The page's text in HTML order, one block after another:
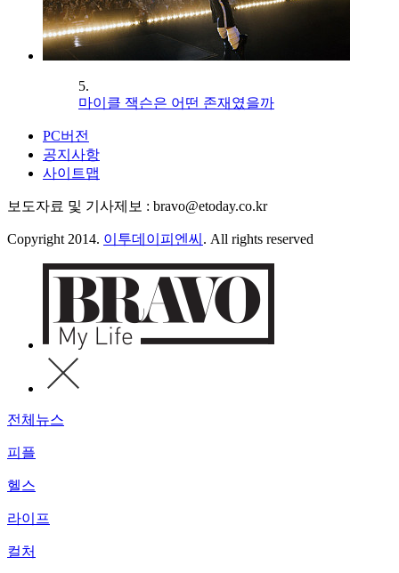
5.
마이클 잭슨은 어떤 존재였을까
PC버전
공지사항
사이트맵
보도자료 및 기사제보 : bravo@etoday.co.kr
Copyright 2014. 이투데이피엔씨 . All rights reserved
전체뉴스
피플
헬스
라이프
컬처